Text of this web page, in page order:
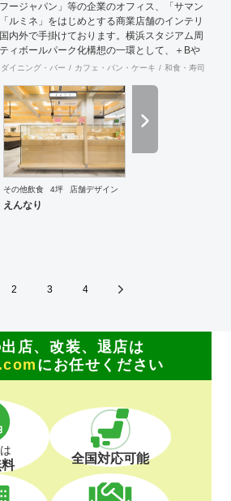
ージャパン」等の企業のオフィス、「サマン
ルミネ」をはじめとする商業店舗のインテリ
内外で手掛けております。横浜スタジアム周
ィボールパーク化構想の一環として、＋Bや
空間群のデザインにも参画。各種クリエイタ
手段と捉えておりますが、初めての事にチャ
から御相談頂く事も多く、設計に入る前の構
ルティングからデザイン・設計監理までを一
こともできます。
ダイニング・バー カフェ・パン・ケーキ 和食・寿司
その他飲食 4坪 店舗デザイン
えんなり
2 3 4
店、改装、退店は
にお任せください
全国対応可能